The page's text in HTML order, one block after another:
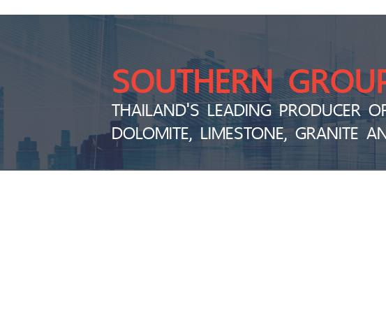
SOUTHERN
THAILAND'S LEADING PRODUCER
DOLOMITE, LIMESTONE, GRANITE